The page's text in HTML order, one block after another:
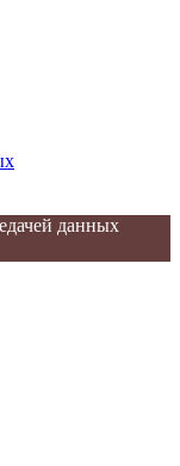
данных